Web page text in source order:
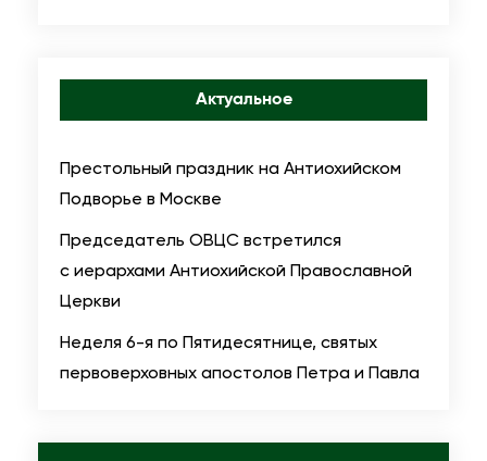
Актуальное
Престольный праздник на Антиохийском
Подворье в Москве
Председатель ОВЦС встретился
с иерархами Антиохийской Православной
Церкви
Неделя 6-я по Пятидесятнице, святых
первоверховных апостолов Петра и Павла